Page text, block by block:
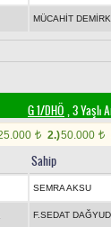
MÜCAHİT
G 1/DHÖ , 3 Yaşlı
t 2.)50.000 t
Sahip
SEMRA AKSU
F.SEDAT